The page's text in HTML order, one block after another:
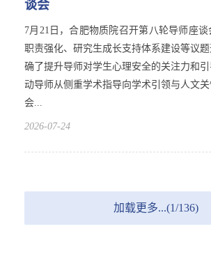
谈会
7月21日，合肥物质院召开第八轮导师座
职责强化、研究生成长支持体系建设等议
确了提升导师对学生心理安全的关注力和
动导师从侧重学术指导向学术引领与人文关
会...
2026-07-24
加载更多...(1/136)